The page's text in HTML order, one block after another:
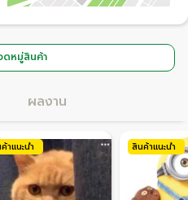
ดหมู่สินค้า
ผลงาน
าแนะนำ สินค้าแนะนำ